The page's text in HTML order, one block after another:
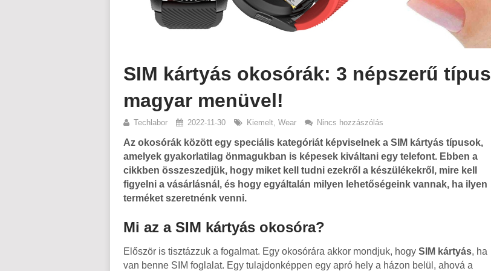
SIM kártyás okosórák: 3 népszerű típus
magyar menüvel!
Techlabor 2022-11-30 Kiemelt, Wear Nincs hozzászólás
Az okosórák között egy speciális kategóriát képviselnek a SIM kártyás típusok,
amelyek gyakorlatilag önmagukban is képesek kiváltani egy telefont. Ebben a
cikkben összeszedjük, hogy miket kell tudni ezekről a készülékekről, mire kell
figyelni a vásárlásnál, és hogy egyáltalán milyen lehetőségeink vannak, ha ilyen
terméket szeretnénk venni.
Mi az a SIM kártyás okosóra?
Először is tisztázzuk a fogalmat. Egy okosórára akkor mondjuk, hogy SIM kártyás, ha
van benne SIM foglalat. Egy tulajdonképpen egy apró hely a házon belül, ahová a